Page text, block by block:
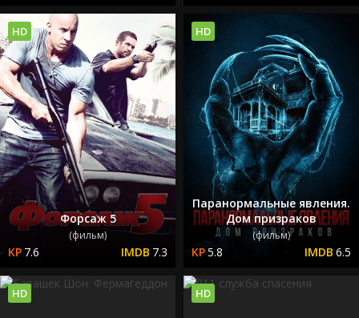
Форсаж 5
(фильм)
7.6 7.3
HD
Паранормальные явления.
Дом призраков
(фильм)
5.8 6.5
HD
HD HD